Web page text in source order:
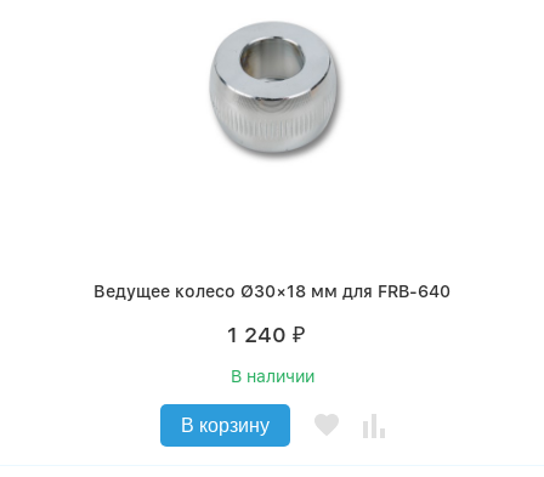
Ведущее колесо Ø30×18 мм для FRB-640
1 240 ₽
В наличии
В корзину